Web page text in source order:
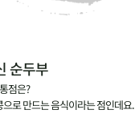
순두부
점은?
로 만드는 음식이라는 점인데요.